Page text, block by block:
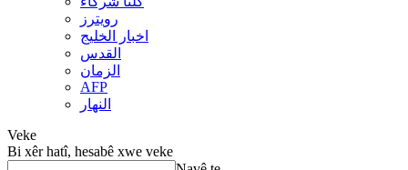
رويترز
اخبار الخلیج
القدس
الزمان
AFP
النهار
Veke
Bi xêr hatî, hesabê xwe veke